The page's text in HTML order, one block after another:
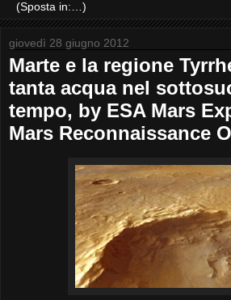
giovedì 28 giugno 2012
Marte e la regione
tanta acqua nel
tempo, by ESA Mars
Mars Reconnaissance